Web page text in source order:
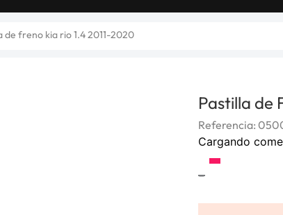
de freno kia rio 1.4 2011-2020
Pastilla de
Referencia:
Cargando
-